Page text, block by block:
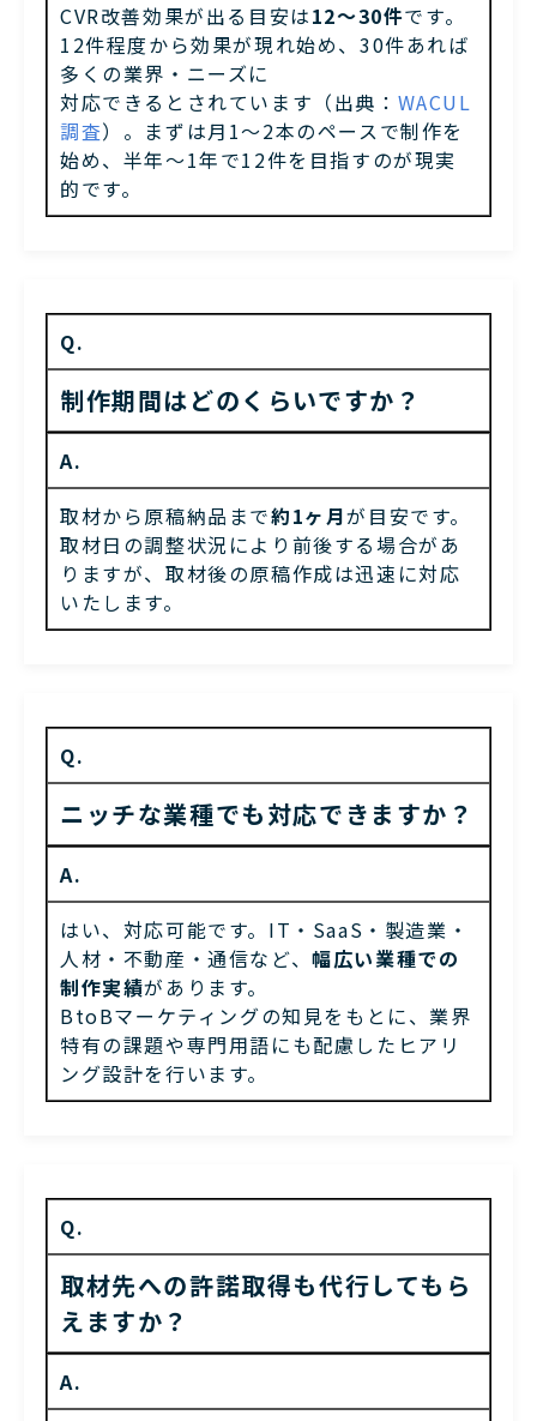
CVR改善効果が出る目安は12〜30件です。
12件程度から効果が現れ始め、30件あれば
多くの業界・ニーズに
対応できるとされています （出典： WACUL
調査）。 まずは月1〜2本のペースで制作を
始め、半年〜1年で12件を目指すのが現実
的です。
Q.
制作期間はどのくらいですか？
A.
取材から原稿納品まで約1ヶ月が目安です。
取材日の調整状況により前後する場合があ
りますが、取材後の原稿作成は迅速に対応
いたします。
Q.
ニッチな業種でも対応できますか？
A.
はい、対応可能です。IT・SaaS・製造業・
人材・不動産・通信など、幅広い業種での
制作実績があります。
BtoBマーケティングの知見をもとに、業界
特有の課題や専門用語にも配慮したヒアリ
ング設計を行います。
Q.
取材先への許諾取得も代行してもら
えますか？
A.